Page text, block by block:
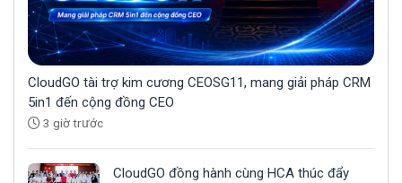
CloudGO tài trợ kim cương CEOSG11, mang giải pháp CRM
5in1 đến cộng đồng CEO
3 giờ trước
CloudGO đồng hành cùng HCA thúc đẩy